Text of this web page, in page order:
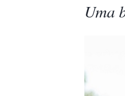
Uma